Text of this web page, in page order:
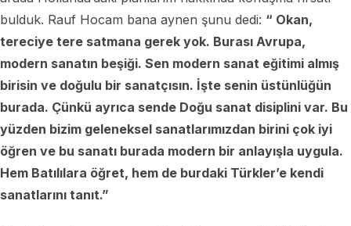
bulduk. Rauf Hocam bana aynen şunu dedi: “ Okan,
tereciye tere satmana gerek yok. Burası Avrupa,
modern sanatın beşiği. Sen modern sanat eğitimi almış
birisin ve doğulu bir sanatçısın. İşte senin üstünlüğün
burada. Çünkü ayrıca sende Doğu sanat disiplini var. Bu
yüzden bizim geleneksel sanatlarımızdan birini çok iyi
öğren ve bu sanatı burada modern bir anlayışla uygula.
Hem Batılılara öğret, hem de burdaki Türkler’e kendi
sanatlarını tanıt.”